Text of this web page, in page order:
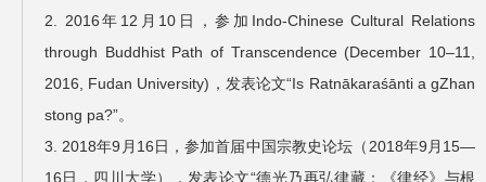
2. 2016年12月10日，参加Indo-Chinese Cultural Relations
through Buddhist Path of Transcendence (December 10–11,
2016, Fudan University)，发表论文“Is Ratnākaraśānti a gZhan
stong pa?”。
3. 2018年9月16日，参加首届中国宗教史论坛（2018年9月15—
16日，四川大学），发表论文“德光乃再弘律藏：《律经》与根